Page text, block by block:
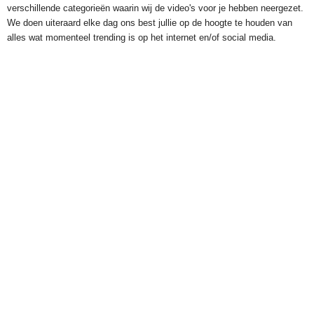
verschillende categorieën waarin wij de video's voor je hebben neergezet.
We doen uiteraard elke dag ons best jullie op de hoogte te houden van
alles wat momenteel trending is op het internet en/of social media.